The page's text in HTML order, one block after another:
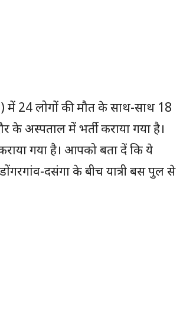
24 लोगों की मौत के साथ-साथ 18
अस्पताल में भर्ती कराया गया है।
गया है। आपको बता दें कि ये
दसंगा के बीच यात्री बस पुल से